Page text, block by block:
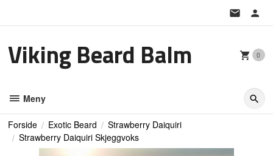
Viking Beard Balm 0
Meny
Forside Exotic Beard
Strawberry Daiquiri
Strawberry Daiquiri Skjeggvoks